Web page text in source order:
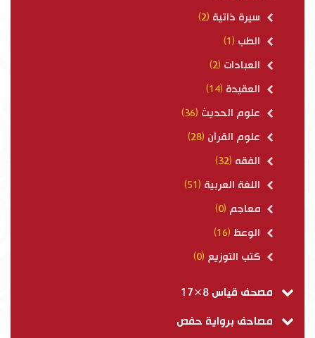
سيرة ذاتية (2)
الطب (1)
العبادات (2)
العقيدة (14)
علوم الحديث (36)
علوم القرآن (28)
الفقه (32)
اللغة العربية (51)
معاجم (0)
الوعظ (16)
كتب التوزيع (0)
مصحف قياس 8×17
مصاحف برواية حفص